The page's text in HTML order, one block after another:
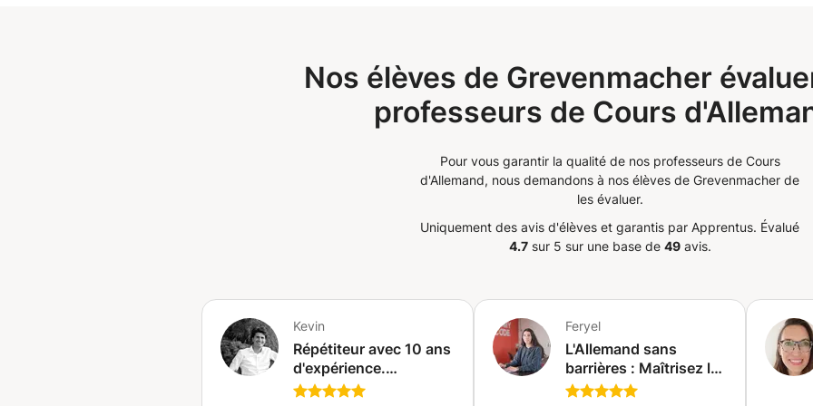
Nos élèves de Grevenmacher
professeurs de Cours
Pour vous garantir la qualité de nos professeurs de Cours
d'Allemand, nous demandons à nos élèves de Grevenmacher de
les évaluer.
Uniquement des avis d'élèves et garantis par Apprentus. Évalué
4.7sur 5 sur une base de 49avis.
Kevin
Répétiteur avec 10 ans
d'expérience.
Méthodes non
Feryel
L'Allemand sans
barrières : Maîtrisez la
communication orale